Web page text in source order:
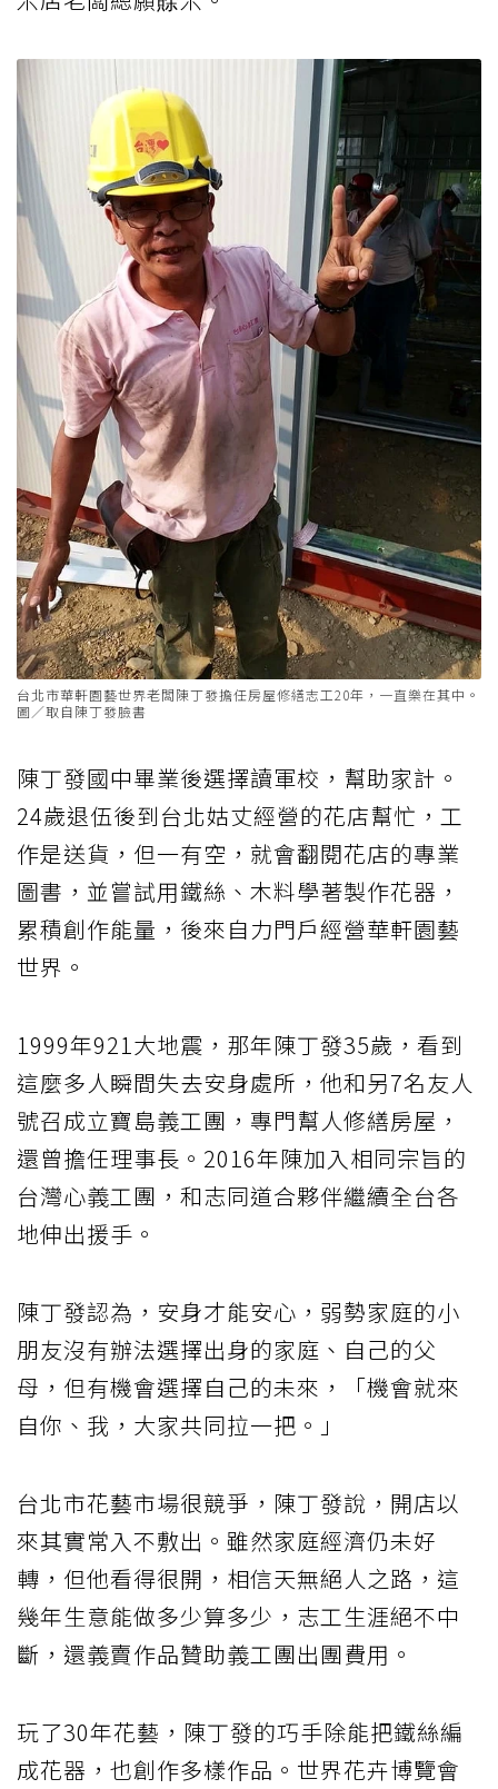
台北市華軒園藝世界老闆陳丁發擔任房屋修繕志工20年，一直樂在其中。
圖／取自陳丁發臉書
陳丁發國中畢業後選擇讀軍校，幫助家計。
24歲退伍後到台北姑丈經營的花店幫忙，工
作是送貨，但一有空，就會翻閱花店的專業
圖書，並嘗試用鐵絲、木料學著製作花器，
累積創作能量，後來自力門戶經營華軒園藝
世界。
1999年921大地震，那年陳丁發35歲，看到
這麼多人瞬間失去安身處所，他和另7名友人
號召成立寶島義工團，專門幫人修繕房屋，
還曾擔任理事長。2016年陳加入相同宗旨的
台灣心義工團，和志同道合夥伴繼續全台各
地伸出援手。
陳丁發認為，安身才能安心，弱勢家庭的小
朋友沒有辦法選擇出身的家庭、自己的父
母，但有機會選擇自己的未來，「機會就來
自你、我，大家共同拉一把。」
台北市花藝市場很競爭，陳丁發說，開店以
來其實常入不敷出。雖然家庭經濟仍未好
轉，但他看得很開，相信天無絕人之路，這
幾年生意能做多少算多少，志工生涯絕不中
斷，還義賣作品贊助義工團出團費用。
玩了30年花藝，陳丁發的巧手除能把鐵絲編
成花器，也創作多樣作品。世界花卉博覽會